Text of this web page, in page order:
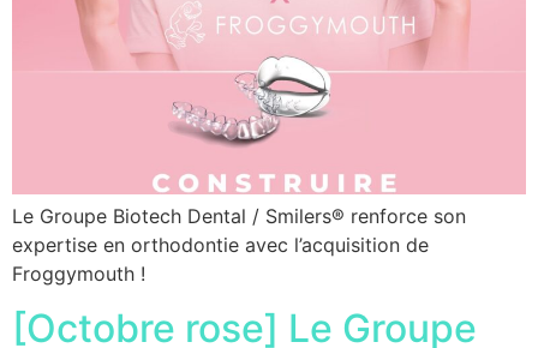
Le Groupe Biotech Dental / Smilers® renforce son
expertise en orthodontie avec l’acquisition de
Froggymouth !
[Octobre rose] Le Groupe